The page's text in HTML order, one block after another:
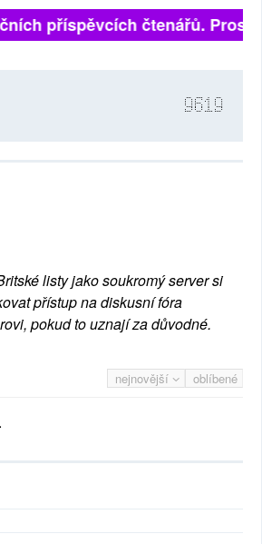
příspěvcích čtenářů.
9619
listy jako soukromý server si
přístup na diskusní fóra
pokud to uznají za důvodné.
nejnovější oblíbené